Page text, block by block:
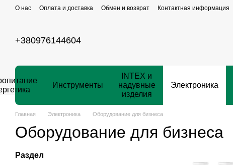
Перейти к основному контенту
О нас Оплата и доставка Обмен и возврат Контактная информация
+380976144604
Инструменты
INTEX и
надувные
изделия
Электроника
Главная Электроника Оборудование для бизнеса
Оборудование для бизнеса
Раздел